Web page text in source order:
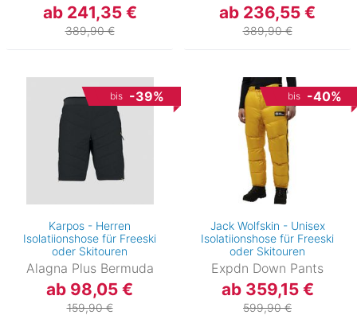
ab 241,35 €
389,90 €
ab 236,55 €
389,90 €
bis -39%
Karpos - Herren
Isolatiionshose für Freeski
oder Skitouren
Alagna Plus Bermuda
ab 98,05 €
159,90 €
bis -40%
Jack Wolfskin - Unisex
Isolatiionshose für Freeski
oder Skitouren
Expdn Down Pants
ab 359,15 €
599,90 €